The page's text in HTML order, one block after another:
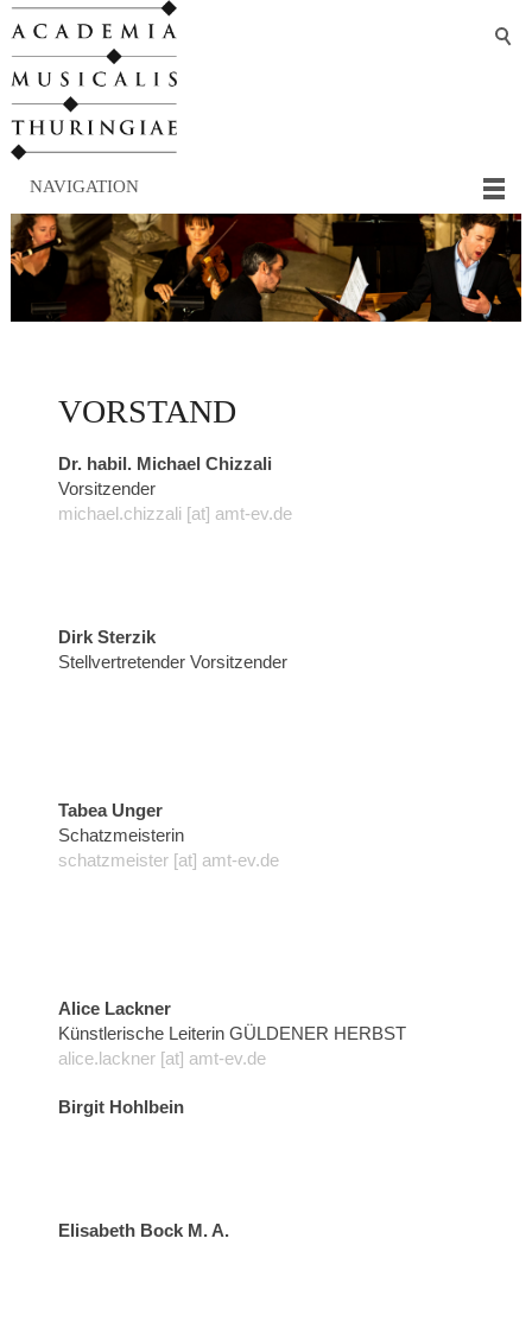
NAVIGATION
VORSTAND
Dr. habil. Michael Chizzali
Vorsitzender
michael.chizzali [at] amt-ev.de
Dirk Sterzik
Stellvertretender Vorsitzender
Tabea Unger
Schatzmeisterin
schatzmeister [at] amt-ev.de
Alice Lackner
Künstlerische Leiterin GÜLDENER HERBST
alice.lackner [at] amt-ev.de
Birgit Hohlbein
Elisabeth Bock M. A.